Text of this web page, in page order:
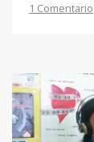
1 Comentario